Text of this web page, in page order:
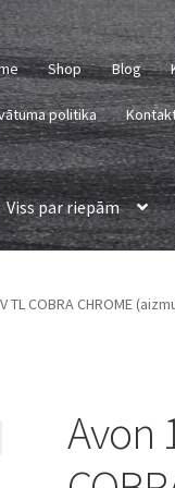
Shop Blog
politika
Viss par riepām
TL COBRA CHROME
Avon